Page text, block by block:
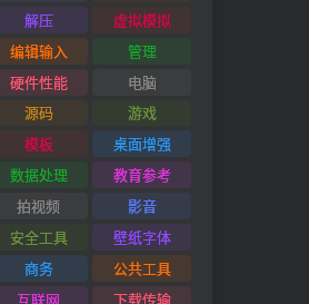
解压
虚拟模拟
编辑输入
管理
硬件性能
电脑
源码
游戏
模板
桌面增强
数据处理
教育参考
拍视频
影音
安全工具
壁纸字体
商务
公共工具
互联网 下载传输